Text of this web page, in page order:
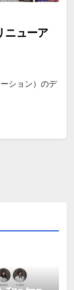
ニューア
ション）のデ